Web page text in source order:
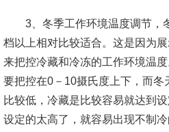
3、冬季工作环境温度调节，
档以上相对比较适合。这是因为
来把控冷藏和冷冻的工作环境温
要把控在0－10摄氏度上下，而
比较低，冷藏是比较容易就达到
设定的太高了，就容易出现不制